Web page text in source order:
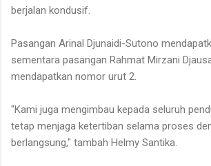
berjalan kondusif.
Pasangan Arinal Djunaidi-Sutono
sementara pasangan Rahmat Mirzani
mendapatkan nomor urut 2.
"Kami juga mengimbau kepada seluruh
tetap menjaga ketertiban selama proses
berlangsung," tambah Helmy Santika.